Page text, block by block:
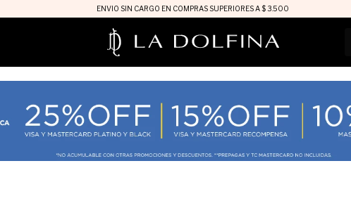
ENVIO SIN CARGO EN COMPRAS SUPERIORES A $ 3.500